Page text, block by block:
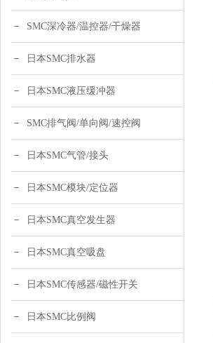
SMC深冷器/温控器/干燥器
日本SMC排水器
日本SMC液压缓冲器
SMC排气阀/单向阀/速控阀
日本SMC气管/接头
日本SMC模块/定位器
日本SMC真空发生器
日本SMC真空吸盘
日本SMC传感器/磁性开关
日本SMC比例阀